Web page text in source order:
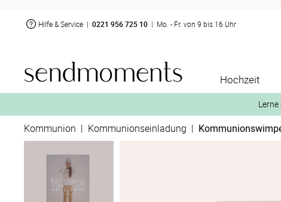
Hilfe & Service | 0221 956 725 10 | Mo. - Fr. von 9 bis 16 Uhr
Hochzeit
Kommunion | Kommunionseinladung |